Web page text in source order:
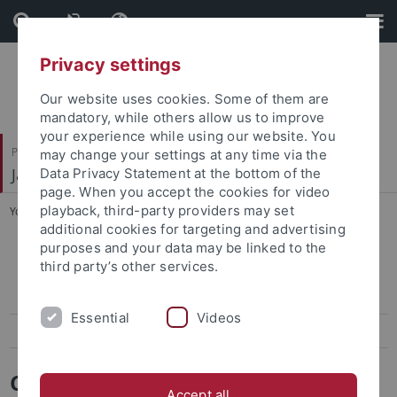
Skip
to
content
Skip
to
footer
Philosophische Fakultät
Japanologie
You are here: Startseite ... CANUT e.V.
CANUT e.V.
Satzung
CANUT e.V.
Privacy settings
Our website uses cookies. Some of them are
mandatory, while others allow us to improve
your experience while using our website. You
may change your settings at any time via the
Data Privacy Statement at the bottom of the
page. When you accept the cookies for video
playback, third-party providers may set
additional cookies for targeting and advertising
purposes and your data may be linked to the
third party’s other services.
Essential Videos